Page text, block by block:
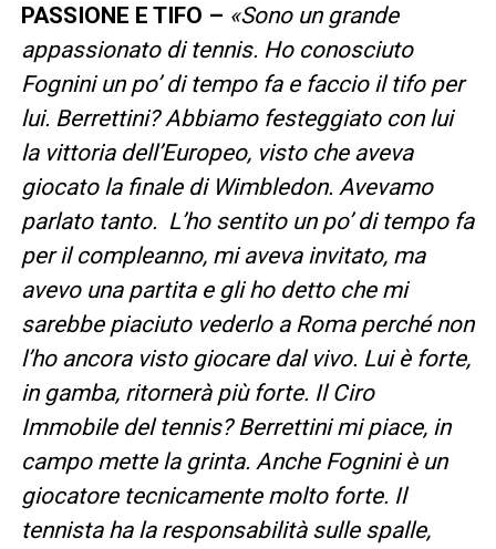
PASSIONE E TIFO – «Sono un grande
appassionato di tennis. Ho conosciuto
Fognini un po’ di tempo fa e faccio il tifo per
lui. Berrettini? Abbiamo festeggiato con lui
la vittoria dell’Europeo, visto che aveva
giocato la finale di Wimbledon. Avevamo
parlato tanto. L’ho sentito un po’ di tempo fa
per il compleanno, mi aveva invitato, ma
avevo una partita e gli ho detto che mi
sarebbe piaciuto vederlo a Roma perché non
l’ho ancora visto giocare dal vivo. Lui è forte,
in gamba, ritornerà più forte. Il Ciro
Immobile del tennis? Berrettini mi piace, in
campo mette la grinta. Anche Fognini è un
giocatore tecnicamente molto forte. Il
tennista ha la responsabilità sulle spalle,